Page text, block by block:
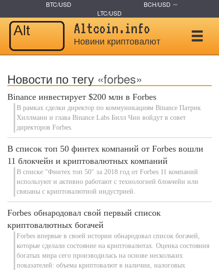
BTC/USD
BCH/USD
LTC/USD
Altcoin.info
Новини криптовалют
Новости по тегу «forbes»
Binance инвестирует $200 млн в Forbes
В рамках сделки директор по коммуникациям Binance Патрик
Хиллманн и глава Binance Labs Билл Чин войдут в совет
директоров Forbes.
В список топ 50 финтех компаний от Forbes вошли
11 блокчейн и криптовалютных компаний
В списке "Финтех топ 50" за 2018 год от Forbes 11 компаний
используют и активно работают с технологией блокчейн или
связаны с криптовалютной индустрией.
Forbes обнародовал свой первый список
криптовалютных богачей
Forbes впервые в своей истории обнародовал список богачей,
которые сделали состояние на криптовалютах. Оценка состояния
богатых мира сего производилась на основе нескольких
показателей: объема криптовалют в наличии, налоговых